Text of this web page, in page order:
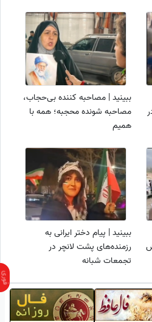
ببینید | مصاحبه کننده بی‌حجاب،
مصاحبه شونده محجبه؛ همه با
همیم
ببینید | پیام دختر ایرانی به
رزمنده‌های پشت لانچر در
تجمعات شبانه